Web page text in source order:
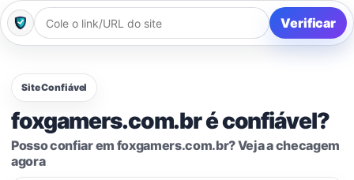
Verificar
Site Confiável
foxgamers.com.br é confiável?
Posso confiar em foxgamers.com.br? Veja a checagem
agora